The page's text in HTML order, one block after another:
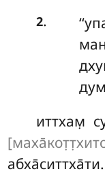
2.
иттхам̣
абха̄ситтха̄ти.